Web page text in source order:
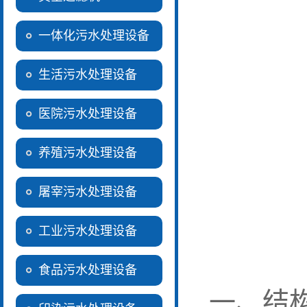
一体化污水处理设备
生活污水处理设备
医院污水处理设备
养殖污水处理设备
屠宰污水处理设备
工业污水处理设备
食品污水处理设备